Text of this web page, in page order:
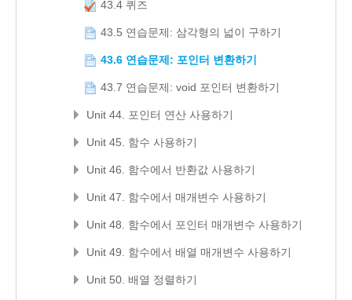
43.4 퀴즈
43.5 연습문제: 삼각형의 넓이 구하기
43.6 연습문제: 포인터 변환하기
43.7 연습문제: void 포인터 변환하기
Unit 44. 포인터 연산 사용하기
Unit 45. 함수 사용하기
Unit 46. 함수에서 반환값 사용하기
Unit 47. 함수에서 매개변수 사용하기
Unit 48. 함수에서 포인터 매개변수 사용하기
Unit 49. 함수에서 배열 매개변수 사용하기
Unit 50. 배열 정렬하기